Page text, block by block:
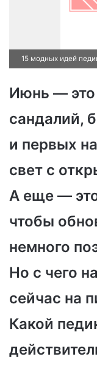
15 модных идей
Июнь — это
сандалий,
и первых
свет с
А еще —
чтобы
немного
Но с чего
сейчас на
Какой